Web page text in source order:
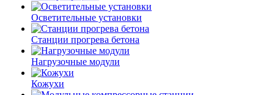
Осветительные установки
Станции прогрева бетона
Нагрузочные модули
Кожухи